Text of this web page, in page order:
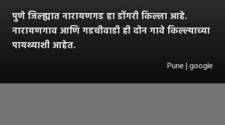
पुणे जिल्ह्यात नारायणगड हा डोंगरी किल्ला आहे.
नारायणगाव आणि गडचीवाडी ही दोन गावे किल्ल्याच्या
पायथ्याशी आहेत.
Pune | google